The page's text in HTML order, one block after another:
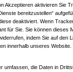
Akzeptieren aktivieren Sie
bereitzustellen“
deaktiviert. Wenn
für Sie. Sie können dieses
indem Sie auf den
innerhalb unseres
umfassen, die Daten in